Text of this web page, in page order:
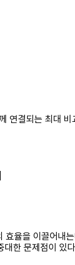
연결되는 최대 비
율을 이끌어내
대한 문제점이 있